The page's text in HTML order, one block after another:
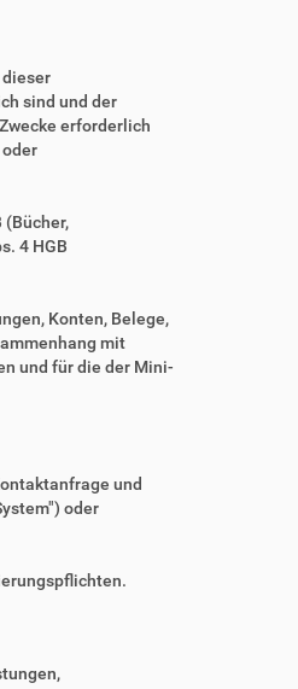
dieser
sind und der
erforderlich
(Bücher,
4 HGB
Konten, Belege,
mit
und für die der Mini-
und
oder